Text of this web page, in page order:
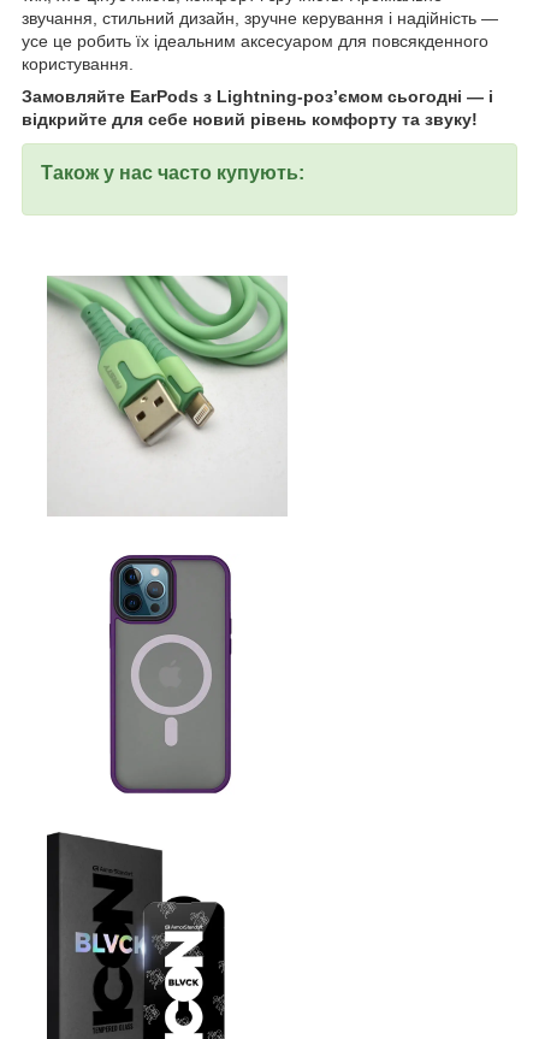
звучання, стильний дизайн, зручне керування і надійність —
усе це робить їх ідеальним аксесуаром для повсякденного
користування.
Замовляйте EarPods з Lightning-роз’ємом сьогодні — і
відкрийте для себе новий рівень комфорту та звуку!
Також у нас часто купують: